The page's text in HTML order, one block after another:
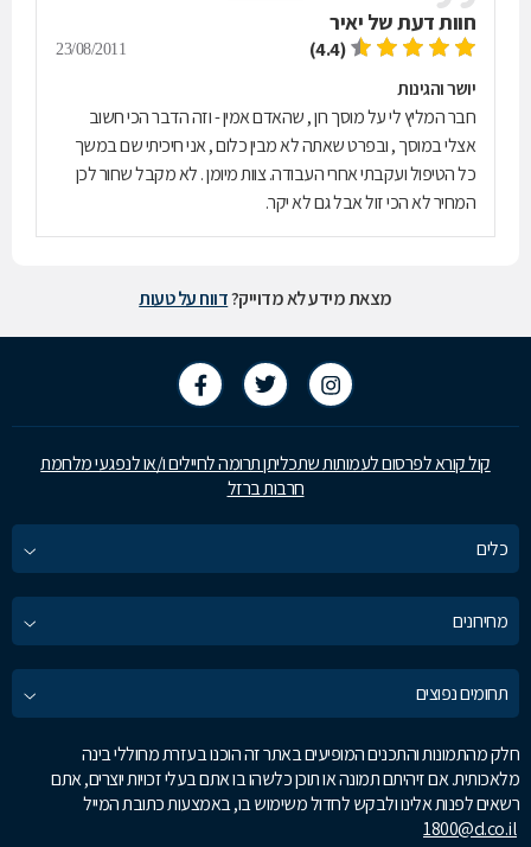
חוות דעת של יאיר
(4.4)
23/08/2011
יושר והגינות
חבר המליץ לי על מוסך רון , שהאדם אמין - וזה הדבר הכי חשוב
אצלי במוסך , ובפרט שאתה לא מבין כלום , אני חיכיתי שם במשך
כל הטיפול ועקבתי אחרי העבודה. צוות מיומן . לא מקבל שחור לכן
המחיר לא הכי זול אבל גם לא יקר.
מצאת מידע לא מדוייק?דווח על טעות
קול קורא לפרסום לעמותות שתכליתן תרומה לחיילים ו/או לנפגעי מלחמת
חרבות ברזל
כלים
מחירונים
תחומים נפוצים
חלק מהתמונות והתכנים המופיעים באתר זה הוכנו בעזרת מחוללי בינה
מלאכותית. אם זיהיתם תמונה או תוכן כלשהו בו אתם בעלי זכויות יוצרים, אתם
רשאים לפנות אלינו ולבקש לחדול משימוש בו, באמצעות כתובת המייל
1800@d.co.il